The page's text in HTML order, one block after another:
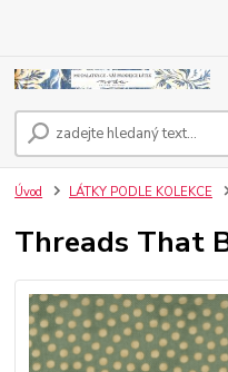
Úvod LÁTKY PODLE KOLEKCE
Threads That